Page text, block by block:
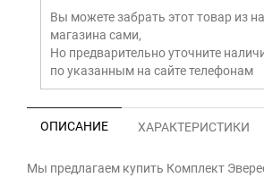
Вы можете забрать этот товар из
магазина сами,
Но предварительно уточните
по указанным на сайте телефонам
ОПИСАНИЕ ХАРАКТЕРИСТИКИ
Мы предлагаем купить Комплект